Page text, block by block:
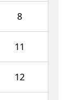
8
11
12